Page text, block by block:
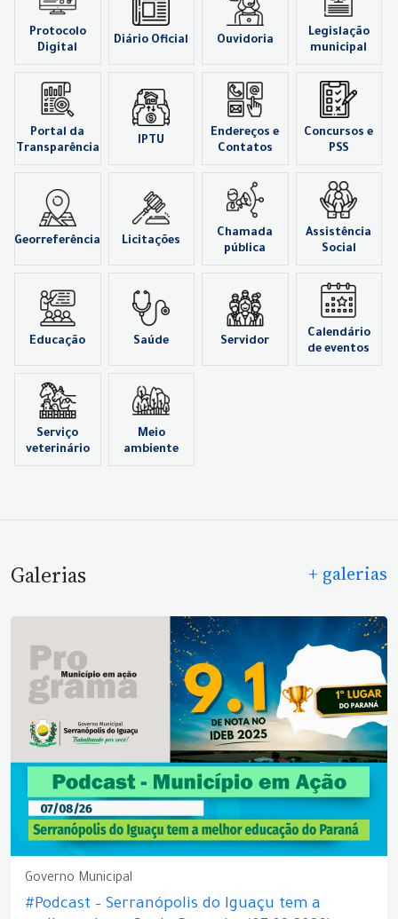
Protocolo
Digital
Diário Oficial Ouvidoria
Legislação
municipal
Portal da
Transparência
IPTU
Endereços e
Contatos
Concursos e
PSS
Georreferência Licitações
Chamada
pública
Assistência
Social
Educação Saúde Servidor
Calendário
de eventos
Serviço
veterinário
Meio
ambiente
Galerias + galerias
Governo Municipal
#Podcast – Serranópolis do Iguaçu tem a